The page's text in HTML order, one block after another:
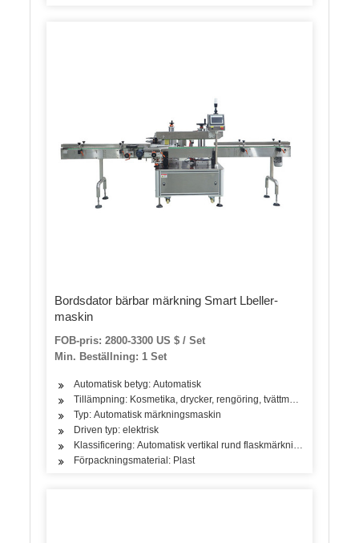
Bordsdator bärbar märkning Smart Lbeller-
maskin
FOB-pris: 2800-3300 US $ / Set
Min. Beställning: 1 Set
Automatisk betyg: Automatisk
Tillämpning: Kosmetika, drycker, rengöring, tvättmedel,
Typ: Automatisk märkningsmaskin
Driven typ: elektrisk
Klassificering: Automatisk vertikal rund flaskmärkningsmaskin
Förpackningsmaterial: Plast